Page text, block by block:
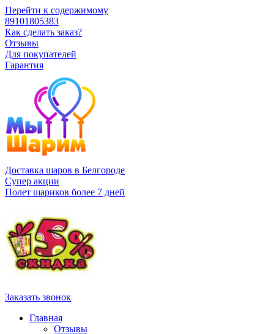
Перейти к содержимому
89101805383
Как сделать заказ?
Отзывы
Для покупателей
Гарантия
Доставка шаров в Белгороде
Супер акции
Полет шариков более 7 дней
Заказать звонок
Главная
Отзывы